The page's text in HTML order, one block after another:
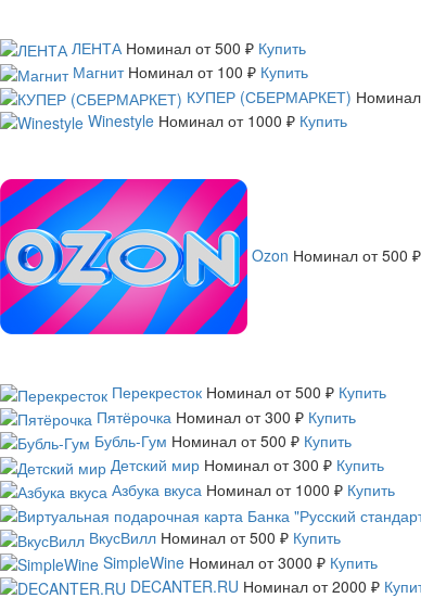
ЛЕНТА Номинал от 500 ₽ Купить
Магнит Номинал от 100 ₽ Купить
КУПЕР (СБЕРМАРКЕТ) Номинал
Winestyle Номинал от 1000 ₽ Купить
Ozon Номинал от 500 ₽
Перекресток Номинал от 500 ₽ Купить
Пятёрочка Номинал от 300 ₽ Купить
Бубль-Гум Номинал от 500 ₽ Купить
Детский мир Номинал от 300 ₽ Купить
Азбука вкуса Номинал от 1000 ₽ Купить
ВкусВилл Номинал от 500 ₽ Купить
SimpleWine Номинал от 3000 ₽ Купить
DECANTER.RU Номинал от 2000 ₽